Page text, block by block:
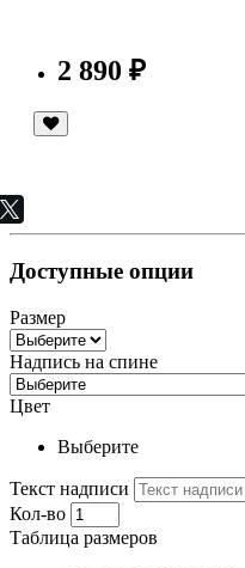
2 890 ₽
Доступные опции
Размер
Надпись на спине
Цвет
Выберите
Текст надписи
Кол-во
Таблица размеров